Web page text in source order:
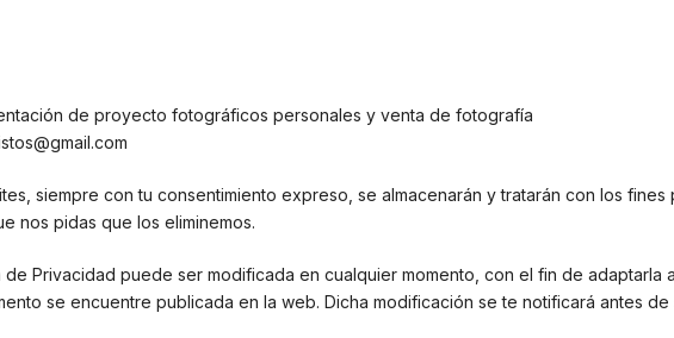
de proyecto fotográficos personales y venta de fotografía
siempre con tu consentimiento expreso, se almacenarán y tratarán con los
nos pidas que los eliminemos.
Privacidad puede ser modificada en cualquier momento, con el fin de adaptarla
se encuentre publicada en la web. Dicha modificación se te notificará antes de